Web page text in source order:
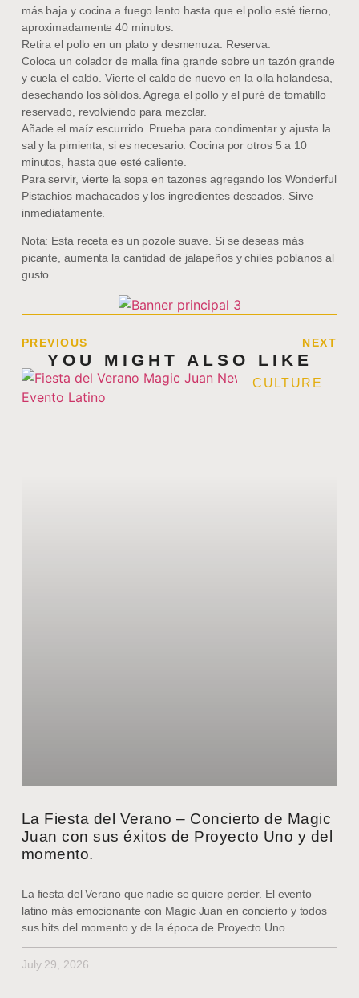
más baja y cocina a fuego lento hasta que el pollo esté tierno,
aproximadamente 40 minutos.
Retira el pollo en un plato y desmenuza. Reserva.
Coloca un colador de malla fina grande sobre un tazón grande
y cuela el caldo. Vierte el caldo de nuevo en la olla holandesa,
desechando los sólidos. Agrega el pollo y el puré de tomatillo
reservado, revolviendo para mezclar.
Añade el maíz escurrido. Prueba para condimentar y ajusta la
sal y la pimienta, si es necesario. Cocina por otros 5 a 10
minutos, hasta que esté caliente.
Para servir, vierte la sopa en tazones agregando los Wonderful
Pistachios machacados y los ingredientes deseados. Sirve
inmediatamente.
Nota: Esta receta es un pozole suave. Si se deseas más
picante, aumenta la cantidad de jalapeños y chiles poblanos al
gusto.
PREVIOUS NEXT
YOU MIGHT ALSO LIKE
CULTURE
La Fiesta del Verano – Concierto de Magic
Juan con sus éxitos de Proyecto Uno y del
momento.
La fiesta del Verano que nadie se quiere perder. El evento
latino más emocionante con Magic Juan en concierto y todos
sus hits del momento y de la época de Proyecto Uno.
July 29, 2026